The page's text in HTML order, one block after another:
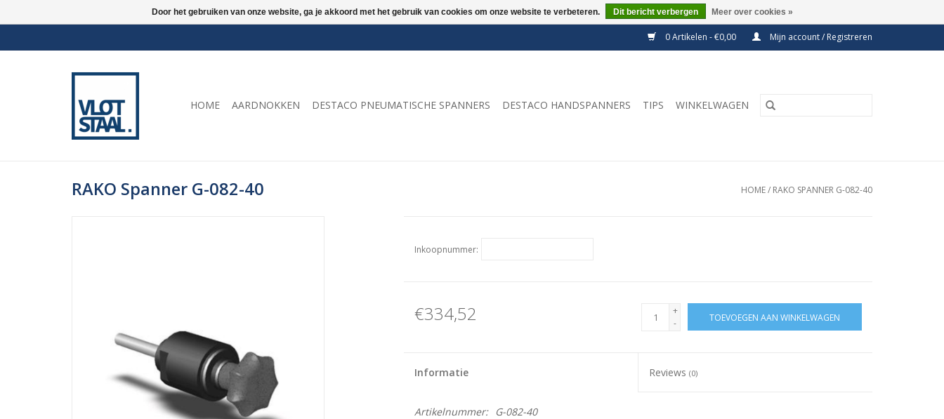
0 Artikelen - €0,00 Mijn account / Registreren
HOME AARDNOKKEN DESTACO PNEUMATISCHE SPANNERS DESTACO HANDSPANNERS TIPS WINKELWAGEN
RAKO Spanner G-082-40 HOME/ RAKO SPANNER G-082-40
Inkoopnummer:
€334,52
+
-
TOEVOEGEN AAN WINKELWAGEN
Informatie Reviews(0)
Artikelnummer: G-082-40
Door het gebruiken van onze website, ga je akkoord met het gebruik van cookies om onze website te verbeteren. Dit bericht verbergen Meer over cookies »